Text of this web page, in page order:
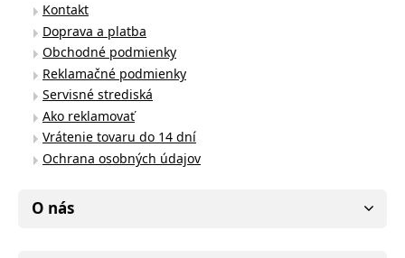
Kontakt
Doprava a platba
Obchodné podmienky
Reklamačné podmienky
Servisné strediská
Ako reklamovať
Vrátenie tovaru do 14 dní
Ochrana osobných údajov
O nás